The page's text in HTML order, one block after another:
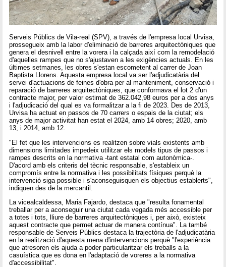
Serveis Públics de Vila-real (SPV), a través de l'empresa local Urvisa,
prossegueix amb la labor d'eliminació de barreres arquitectòniques que
genera el desnivell entre la vorera i la calçada així com la remodelació
d'aquelles rampes que no s'ajustaven a les exigències actuals. En les
últimes setmanes, les obres s'estan escometent al carrer de Joan
Baptista Llorens. Aquesta empresa local va ser l'adjudicatària del
servei d'actuacions de feines d'obra per al manteniment, conservació i
reparació de barreres arquitectòniques, que conformava el lot 2 d'un
contracte major, per valor estimat de 362.042,98 euros per a dos anys
i l'adjudicació del qual es va formalitzar a la fi de 2023. Des de 2013,
Urvisa ha actuat en passos de 70 carrers o espais de la ciutat; els
anys de major activitat han estat el 2024, amb 14 obres; 2020, amb
13, i 2014, amb 12.
"El fet que les intervencions es realitzen sobre vials existents amb
dimensions limitades impedeix utilitzar els models tipus de passos i
rampes descrits en la normativa -tant estatal com autonòmica-.
D'acord amb els criteris del tècnic responsable, s'estableix un
compromís entre la normativa i les possibilitats físiques perquè la
intervenció siga possible i s'aconseguisquen els objectius establerts",
indiquen des de la mercantil.
La vicealcaldessa, Maria Fajardo, destaca que "resulta fonamental
treballar per a aconseguir una ciutat cada vegada més accessible per
a totes i tots, lliure de barreres arquitectòniques i, per això, existeix
aquest contracte que permet actuar de manera contínua". La també
responsable de Serveis Públics destaca la trajectòria de l'adjudicatària
en la realització d'aquesta mena d'intervencions perquè "l'experiència
que atresoren els ajuda a poder particularitzar els treballs a la
casuística que es dona en l'adaptació de voreres a la normativa
d'accessibilitat".